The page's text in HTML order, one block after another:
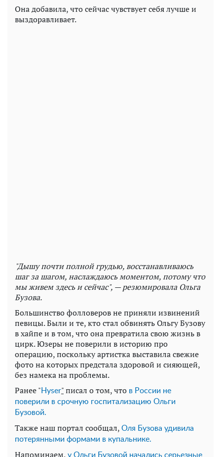
Она добавила, что сейчас чувствует себя лучше и
выздоравливает.
"Дышу почти полной грудью, восстанавливаюсь
шаг за шагом, наслаждаюсь моментом, потому что
мы живем здесь и сейчас", — резюмировала Ольга
Бузова.
Большинство фолловеров не приняли извинений
певицы. Были и те, кто стал обвинять Ольгу Бузову
в хайпе и в том, что она превратила свою жизнь в
цирк. Юзеры не поверили в историю про
операцию, поскольку артистка выставила свежие
фото на которых предстала здоровой и сияющей,
без намека на проблемы.
Ранее " Нyser"писал о том, что в России не
поверили в срочную госпитализацию Ольги
Бузовой.
Также наш портал сообщал, Оля Бузова удивила
потерянными формами в купальнике.
Напоминаем, у Ольги Бузовой начались серьезные